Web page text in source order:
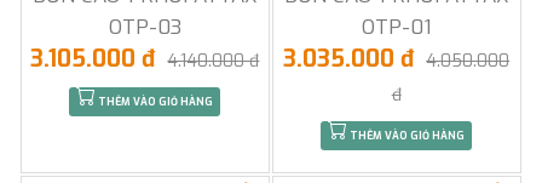
OTP-03
3.105.000 đ 4.140.000 đ
THÊM VÀO GIỎ HÀNG
OTP-01
3.035.000 đ 4.050.000
đ
THÊM VÀO GIỎ HÀNG